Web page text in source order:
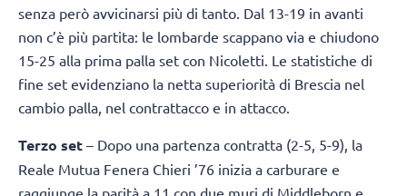
senza però avvicinarsi più di tanto. Dal 13-19 in avanti
non c’è più partita: le lombarde scappano via e chiudono
15-25 alla prima palla set con Nicoletti. Le statistiche di
fine set evidenziano la netta superiorità di Brescia nel
cambio palla, nel contrattacco e in attacco.
Terzo set – Dopo una partenza contratta (2-5, 5-9), la
Reale Mutua Fenera Chieri ’76 inizia a carburare e
raggiunge la parità a 11 con due muri di Middleborn e